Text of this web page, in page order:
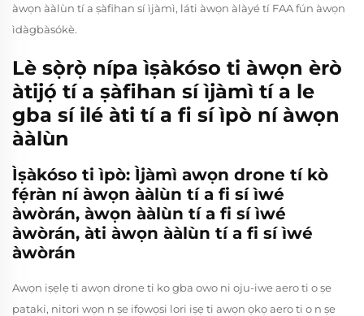
àwọn ààlùn tí a ṣàfihan sí ìjàmì, láti àwọn àlàyé tí FAA fún àwọn
ìdàgbàsókè.
Lè sọ̀rọ̀ nípa ìṣàkóso ti àwọn èrò
àtijọ́ tí a ṣàfihan sí ìjàmì tí a le
gba sí ilé àti tí a fi sí ìpò ní àwọn
ààlùn
Ìṣàkóso ti ìpò: Ìjàmì awọn drone tí kò
fẹ́ràn ní àwọn ààlùn tí a fi sí ìwé
àwòrán, àwọn ààlùn tí a fi sí ìwé
àwòrán, àti àwọn ààlùn tí a fi sí ìwé
àwòrán
Awọn iṣẹlẹ ti awọn drone ti ko gba owo ni oju-iwe aero ti o ṣe
pataki, nitori wọn n ṣe ifọwọsi lori iṣẹ ti awọn ọkọ aero ti o n ṣe